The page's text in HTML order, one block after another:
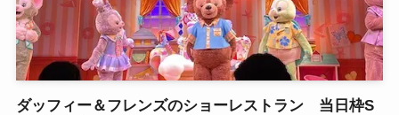
ダッフィー＆フレンズのショーレストラン 当日枠S